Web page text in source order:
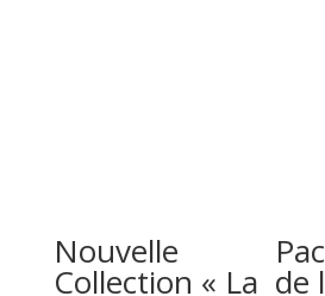
Nouvelle
Collection « La de